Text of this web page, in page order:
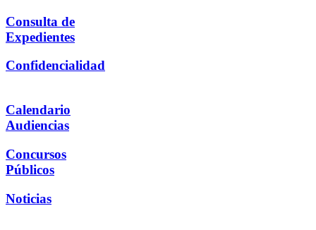
Consulta de
Expedientes
Confidencialidad
Calendario
Audiencias
Concursos
Públicos
Noticias